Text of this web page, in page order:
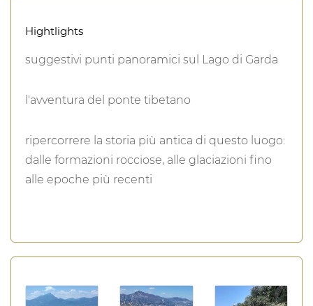
Hightlights
suggestivi punti panoramici sul Lago di Garda
l'avventura del ponte tibetano
ripercorrere la storia più antica di questo luogo:
dalle formazioni rocciose, alle glaciazioni fino
alle epoche più recenti